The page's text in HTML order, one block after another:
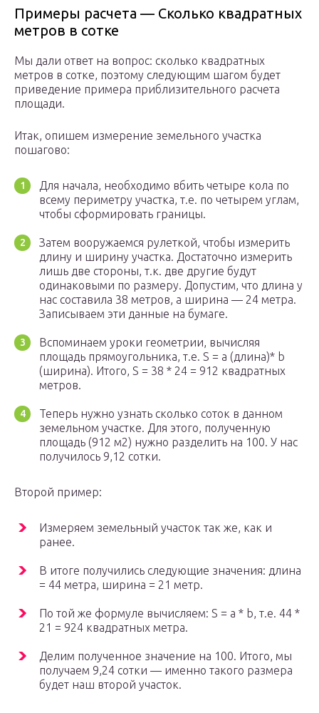
Примеры расчета — Сколько квадратных
метров в сотке
Мы дали ответ на вопрос: сколько квадратных
метров в сотке, поэтому следующим шагом будет
приведение примера приблизительного расчета
площади.
Итак, опишем измерение земельного участка
пошагово:
Для начала, необходимо вбить четыре кола по
всему периметру участка, т.е. по четырем углам,
чтобы сформировать границы.
Затем вооружаемся рулеткой, чтобы измерить
длину и ширину участка. Достаточно измерить
лишь две стороны, т.к. две другие будут
одинаковыми по размеру. Допустим, что длина у
нас составила 38 метров, а ширина — 24 метра.
Записываем эти данные на бумаге.
Вспоминаем уроки геометрии, вычисляя
площадь прямоугольника, т.е. S = a (длина)* b
(ширина). Итого, S = 38 * 24 = 912 квадратных
метров.
Теперь нужно узнать сколько соток в данном
земельном участке. Для этого, полученную
площадь (912 м2) нужно разделить на 100. У нас
получилось 9,12 сотки.
Второй пример:
Измеряем земельный участок так же, как и
ранее.
В итоге получились следующие значения: длина
= 44 метра, ширина = 21 метр.
По той же формуле вычисляем: S = a * b, т.е. 44 *
21 = 924 квадратных метра.
Делим полученное значение на 100. Итого, мы
получаем 9,24 сотки — именно такого размера
будет наш второй участок.